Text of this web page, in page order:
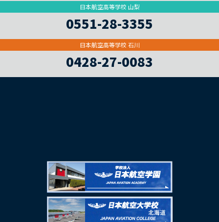
日本航空高等学校 山梨
0551-28-3355
日本航空高等学校 石川
0428-27-0083